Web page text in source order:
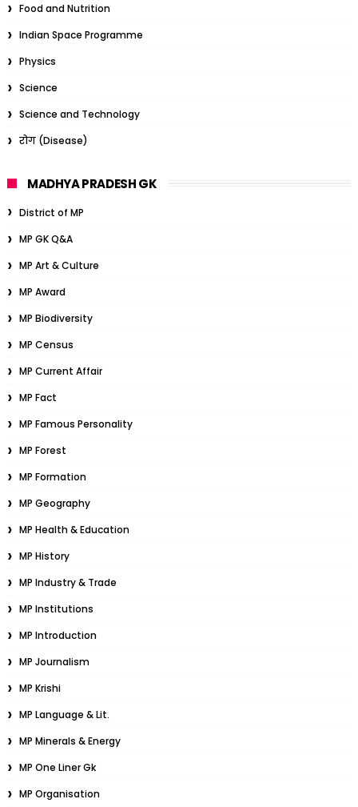
Food and Nutrition
Indian Space Programme
Physics
Science
Science and Technology
रोग (Disease)
MADHYA PRADESH GK
District of MP
MP GK Q&A
MP Art & Culture
MP Award
MP Biodiversity
MP Census
MP Current Affair
MP Fact
MP Famous Personality
MP Forest
MP Formation
MP Geography
MP Health & Education
MP History
MP Industry & Trade
MP Institutions
MP Introduction
MP Journalism
MP Krishi
MP Language & Lit.
MP Minerals & Energy
MP One Liner Gk
MP Organisation